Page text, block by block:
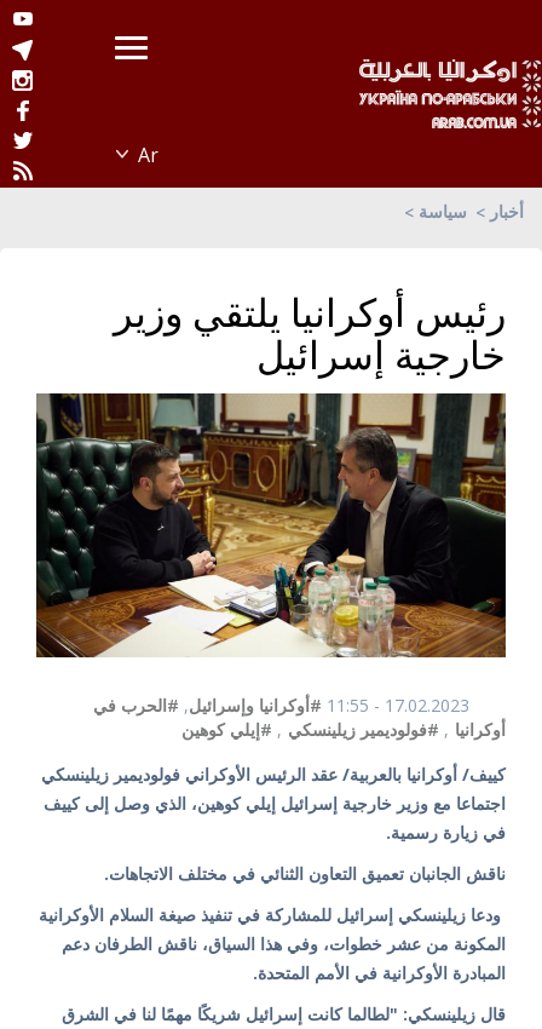
أخبار سياسة
رئيس أوكرانيا يلتقي وزير
خارجية إسرائيل
17.02.2023 - 11:55 #أوكرانيا وإسرائيل, #الحرب في
أوكرانيا , #فولوديمير زيلينسكي , #إيلي كوهين
كييف/ أوكرانيا بالعربية/ عقد الرئيس الأوكراني فولوديمير زيلينسكي
اجتماعا مع وزير خارجية إسرائيل إيلي كوهين، الذي وصل إلى كييف
في زيارة رسمية.
ناقش الجانبان تعميق التعاون الثنائي في مختلف الاتجاهات.
ودعا زيلينسكي إسرائيل للمشاركة في تنفيذ صيغة السلام الأوكرانية
المكونة من عشر خطوات، وفي هذا السياق، ناقش الطرفان دعم
المبادرة الأوكرانية في الأمم المتحدة.
قال زيلينسكي: "لطالما كانت إسرائيل شريكًا مهمًا لنا في الشرق